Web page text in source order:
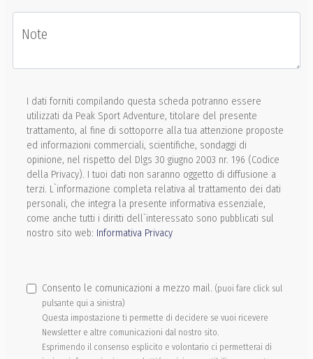
Note
I dati forniti compilando questa scheda potranno essere
utilizzati da Peak Sport Adventure, titolare del presente
trattamento, al fine di sottoporre alla tua attenzione proposte
ed informazioni commerciali, scientifiche, sondaggi di
opinione, nel rispetto del Dlgs 30 giugno 2003 nr. 196 (Codice
della Privacy). I tuoi dati non saranno oggetto di diffusione a
terzi. L`informazione completa relativa al trattamento dei dati
personali, che integra la presente informativa essenziale,
come anche tutti i diritti dell`interessato sono pubblicati sul
nostro sito web: Informativa Privacy
Consento le comunicazioni a mezzo mail. (puoi fare click sul
pulsante qui a sinistra)
Questa impostazione ti permette di decidere se vuoi ricevere
Newsletter e altre comunicazioni dal nostro sito.
Esprimendo il consenso esplicito e volontario ci permetterai di